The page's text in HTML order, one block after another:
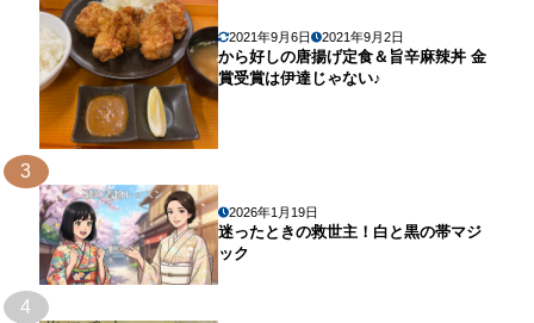
2021年9月6日 2021年9月2日
から好しの唐揚げ定食＆旨辛麻辣丼 金
賞受賞は伊達じゃない♪
3
2026年1月19日
迷ったときの救世主！白と黒の帯マジ
ック
4